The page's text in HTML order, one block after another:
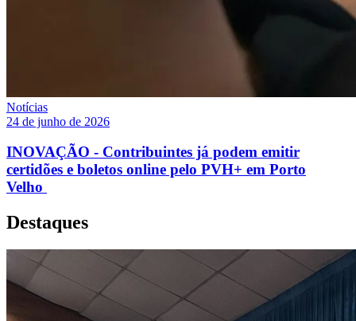
Notícias
24 de junho de 2026
INOVAÇÃO - Contribuintes já podem emitir
certidões e boletos online pelo PVH+ em Porto
Velho
Destaques